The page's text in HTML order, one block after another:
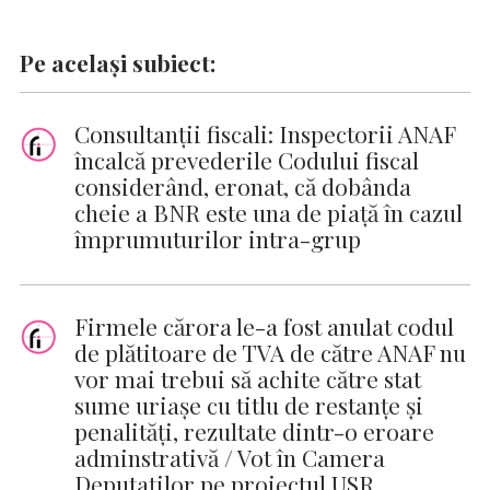
Pe același subiect:
Consultanții fiscali: Inspectorii ANAF
încalcă prevederile Codului fiscal
considerând, eronat, că dobânda
cheie a BNR este una de piață în cazul
împrumuturilor intra-grup
Firmele cărora le-a fost anulat codul
de plătitoare de TVA de către ANAF nu
vor mai trebui să achite către stat
sume uriaşe cu titlu de restanţe şi
penalităţi, rezultate dintr-o eroare
adminstrativă / Vot în Camera
Deputaţilor pe proiectul USR